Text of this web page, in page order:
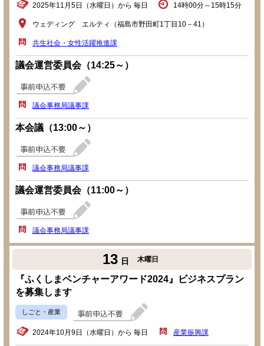
2025年11月5日（水曜日）から 毎日 14時00分～15時15分
ウェディング エルティ（福島市野田町1丁目10－41）
共生社会・女性活躍推進課
議会運営委員会（14:25～）
議会事務局議事課
本会議（13:00～）
議会事務局議事課
議会運営委員会（11:00～）
議会事務局議事課
13 日 木曜日
『ふくしまベンチャーアワード2024』ビジネスプラン
を募集します
しごと・産業
2024年10月9日（水曜日）から 毎日 産業振興課